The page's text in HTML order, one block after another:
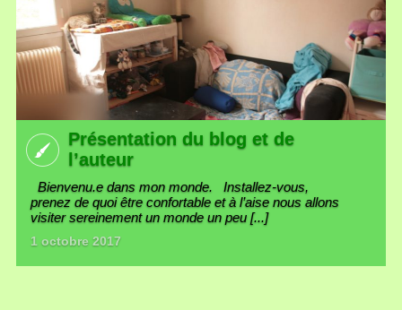
Présentation du blog et de
l’auteur
Bienvenu.e dans mon monde. Installez-vous,
prenez de quoi être confortable et à l’aise nous allons
visiter sereinement un monde un peu [...]
1 octobre 2017